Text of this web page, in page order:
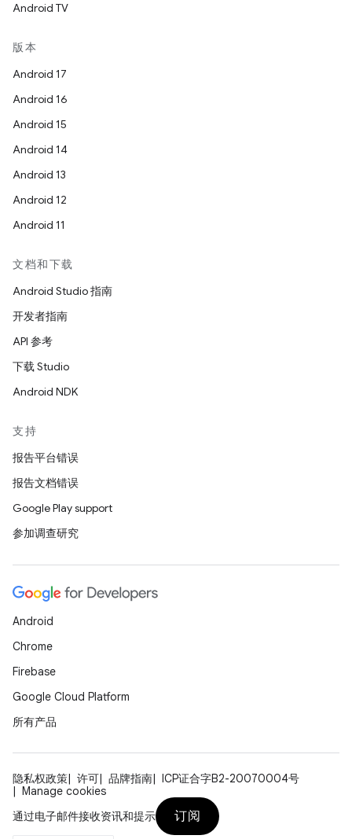
Android TV
版本
Android 17
Android 16
Android 15
Android 14
Android 13
Android 12
Android 11
文档和下载
Android Studio 指南
开发者指南
API 参考
下载 Studio
Android NDK
支持
报告平台错误
报告文档错误
Google Play support
参加调查研究
Android
Chrome
Firebase
Google Cloud Platform
所有产品
隐私权政策 许可 品牌指南
ICP证合字B2-20070004号
Manage cookies
通过电子邮件接收资讯和提示
订阅